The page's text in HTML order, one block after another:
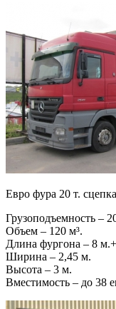
Евро фура 20 т. сцепка
Грузоподъемность –
Объем – 120 м³.
Длина фургона – 8
Ширина – 2,45 м.
Высота – 3 м.
Вместимость – до 38